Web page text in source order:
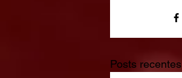
Posts recentes